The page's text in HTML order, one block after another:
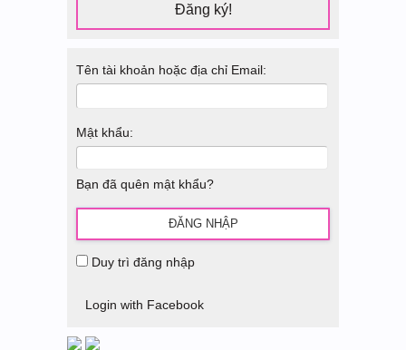
Đăng ký!
Tên tài khoản hoặc địa chỉ Email:
Mật khẩu:
Bạn đã quên mật khẩu?
Duy trì đăng nhập
Login with Facebook